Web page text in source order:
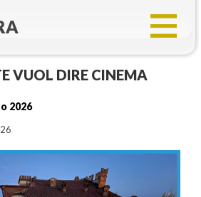
VUOL DIRE CINEMA
2026